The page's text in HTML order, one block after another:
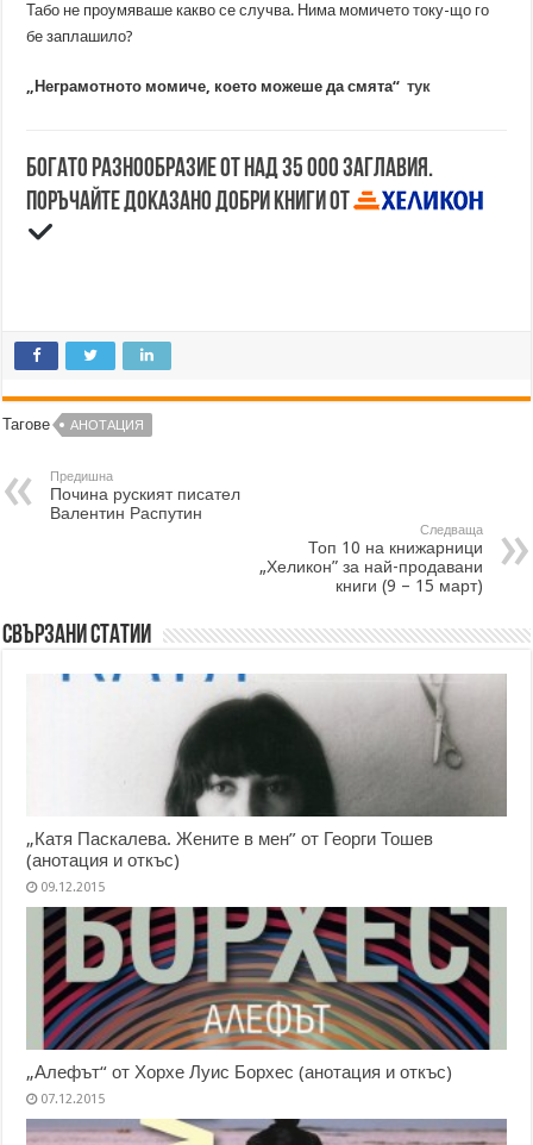
Табо не проумяваше какво се случва. Нима момичето току-що го
бе заплашило?
„Неграмотното момиче, което можеше да смята“тук
Богато разнообразие от над 35 000 заглавия.
Поръчайте доказано добри книги от
Тагове АНОТАЦИЯ
Предишна
Почина руският писател
Валентин Распутин
Следваща
Топ 10 на книжарници
„Хеликон” за най-продавани
книги (9 – 15 март)
Свързани статии
„Катя Паскалева. Жените в мен” от Георги Тошев
(анотация и откъс)
09.12.2015
„Алефът“ от Хорхе Луис Борхес (анотация и откъс)
07.12.2015